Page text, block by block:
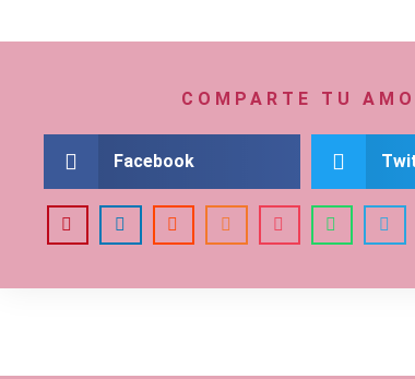
COMPARTE TU
Facebook